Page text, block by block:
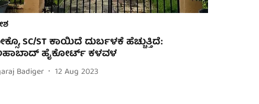
SC/ST ಕಾಯಿದೆ ದುರ್ಬಳಕೆ ಹೆಚ್ಚುತ್ತಿದೆ:
ಹೈಕೋರ್ಟ್ ಕಳವಳ
Badiger 12 Aug 2023